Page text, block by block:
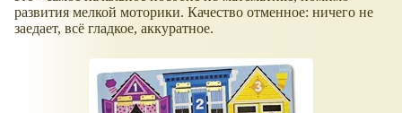
развития мелкой моторики. Качество отменное: ничего не
заедает, всё гладкое, аккуратное.